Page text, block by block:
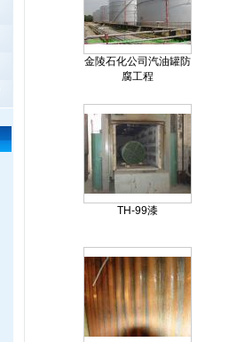
金陵石化公司汽油罐防
腐工程
TH-99漆